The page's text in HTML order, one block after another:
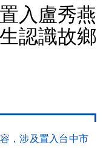
入盧秀燕
認識故鄉
，涉及置入台中市